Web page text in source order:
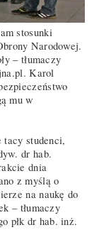
stosunki
Narodowej.
– tłumaczy
Karol
mu w
tacy studenci,
dr hab.
dnia
z myślą o
na naukę do
– tłumaczy
płk dr hab. inż.